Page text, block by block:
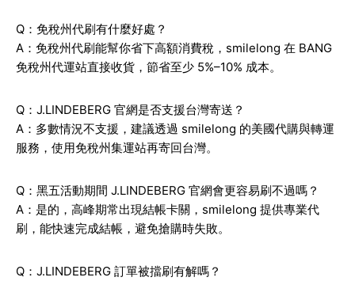
Q：免稅州代刷有什麼好處？
A：免稅州代刷能幫你省下高額消費稅，smilelong 在 BANG
免稅州代運站直接收貨，節省至少 5%–10% 成本。
Q：J.LINDEBERG 官網是否支援台灣寄送？
A：多數情況不支援，建議透過 smilelong 的美國代購與轉運
服務，使用免稅州集運站再寄回台灣。
Q：黑五活動期間 J.LINDEBERG 官網會更容易刷不過嗎？
A：是的，高峰期常出現結帳卡關，smilelong 提供專業代
刷，能快速完成結帳，避免搶購時失敗。
Q：J.LINDEBERG 訂單被擋刷有解嗎？